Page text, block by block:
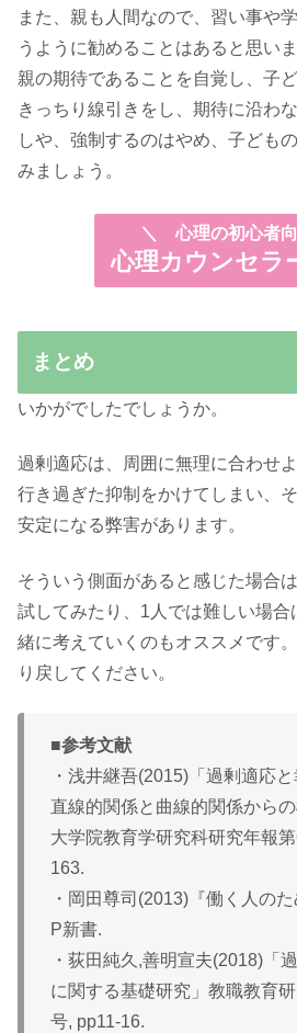
また、親も人間なので、習い事や
うように勧めることはあると思い
親の期待であることを自覚し、子
きっちり線引きをし、期待に沿わ
しや、強制するのはやめ、子ども
みましょう。
＼ 心理の初心者
心理カウンセラ
まとめ
いかがでしたでしょうか。
過剰適応は、周囲に無理に合わせ
行き過ぎた抑制をかけてしまい、
安定になる弊害があります。
そういう側面があると感じた場合
試してみたり、1人では難しい場合
緒に考えていくのもオススメです
り戻してください。
■参考文献
・浅井継吾(2015)「過剰適応
直線的関係と曲線的関係から
大学院教育学研究科研究年報
163.
・岡田尊司(2013)『働く人の
P新書.
・荻田純久,善明宣夫(2018)「
に関する基礎研究」教職教育
号, pp11-16.